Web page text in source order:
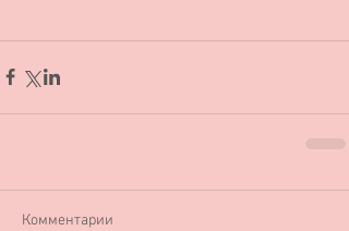
Комментарии